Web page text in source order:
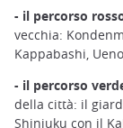
- il percorso
vecchia:
Kappabashi,
- il percorso
della città: il
Shinjuku con il